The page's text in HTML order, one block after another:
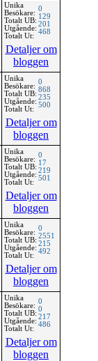
Unika
Besökare:
Totalt UB:
Utgående:
Totalt Ut:
0
129
201
468
Detaljer om
bloggen
Unika
Besökare:
Totalt UB:
Utgående:
Totalt Ut:
0
868
235
500
Detaljer om
bloggen
Unika
Besökare:
Totalt UB:
Utgående:
Totalt Ut:
0
17
219
501
Detaljer om
bloggen
Unika
Besökare:
Totalt UB:
Utgående:
Totalt Ut:
0
2551
215
492
Detaljer om
bloggen
Unika
Besökare:
Totalt UB:
Utgående:
Totalt Ut:
0
0
217
486
Detaljer om
bloggen